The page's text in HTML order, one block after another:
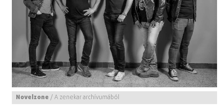
Novelzone /A zenekar archívumából